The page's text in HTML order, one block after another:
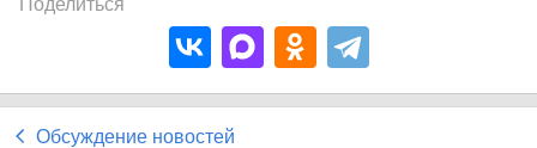
Поделиться
Обсуждение новостей